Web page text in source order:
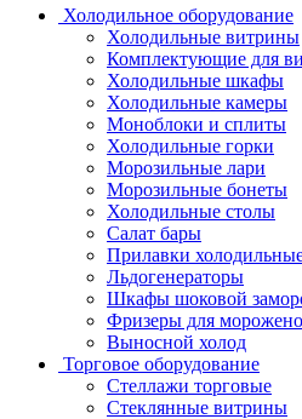
Холодильное оборудование
Холодильные витрины
Комплектующие для
Холодильные шкафы
Холодильные камеры
Моноблоки и сплиты
Холодильные горки
Морозильные лари
Морозильные бонеты
Холодильные столы
Салат бары
Прилавки
Льдогенераторы
Шкафы шоковой
Фризеры для
Выносной холод
Торговое оборудование
Стеллажи торговые
Стеклянные витрины